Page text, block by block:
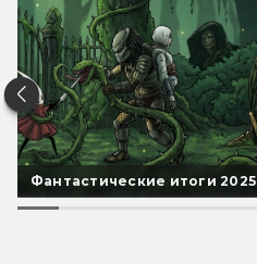
Фантастические итоги 2025